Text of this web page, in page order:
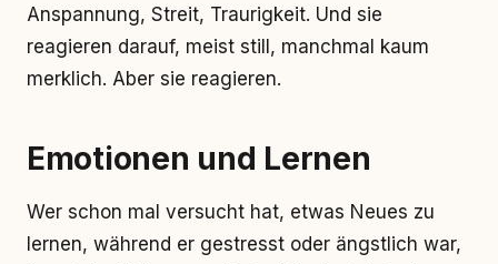
Anspannung, Streit, Traurigkeit. Und sie
reagieren darauf, meist still, manchmal kaum
merklich. Aber sie reagieren.
Emotionen und Lernen
Wer schon mal versucht hat, etwas Neues zu
lernen, während er gestresst oder ängstlich war,